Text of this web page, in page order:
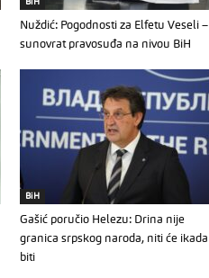
BiH
Nuždić: Pogodnosti za Elfetu Veseli –
sunovrat pravosuđa na nivou BiH
BiH
Gašić poručio Helezu: Drina nije
granica srpskog naroda, niti će ikada
biti